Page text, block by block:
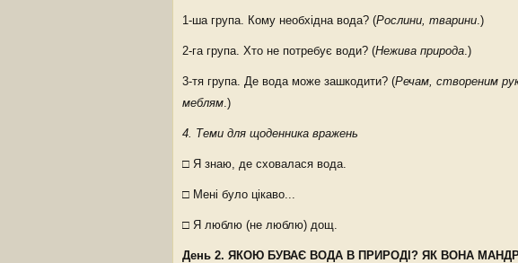
1-ша група. Кому необхідна вода? (Рослини, тварини.)
2-га група. Хто не потребує води? (Нежива природа.)
3-тя група. Де вода може зашкодити? (Речам, створеним
меблям.)
4. Теми для щоденника вражень
□ Я знаю, де сховалася вода.
□ Мені було цікаво...
□ Я люблю (не люблю) дощ.
День 2. ЯКОЮ БУВАЄ ВОДА В ПРИРОДІ? ЯК ВОНА